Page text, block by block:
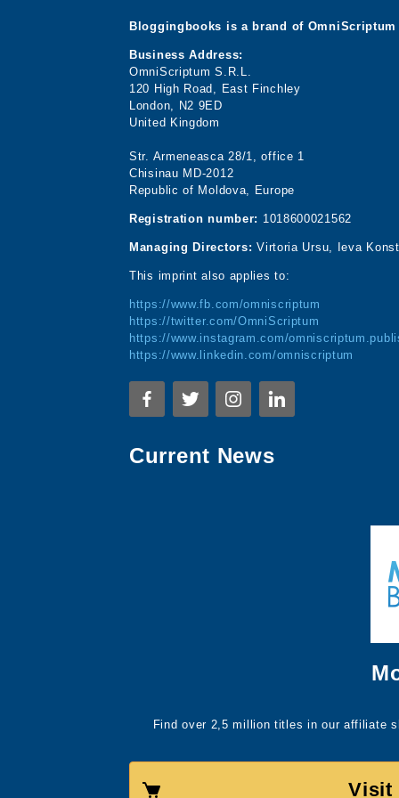
Bloggingbooks is a brand of OmniScriptum
Business Address:
OmniScriptum S.R.L.
120 High Road, East Finchley
London, N2 9ED
United Kingdom
Str. Armeneasca 28/1, office 1
Chisinau MD-2012
Republic of Moldova, Europe
Registration number: 1018600021562
Managing Directors: Virtoria Ursu, Ieva
This imprint also applies to:
https://www.fb.com/omniscriptum
https://twitter.com/OmniScriptum
https://www.instagram.com/
https://www.linkedin.com/omniscriptum
Current News
Find over 2,5 million titles in our affiliate
Visit